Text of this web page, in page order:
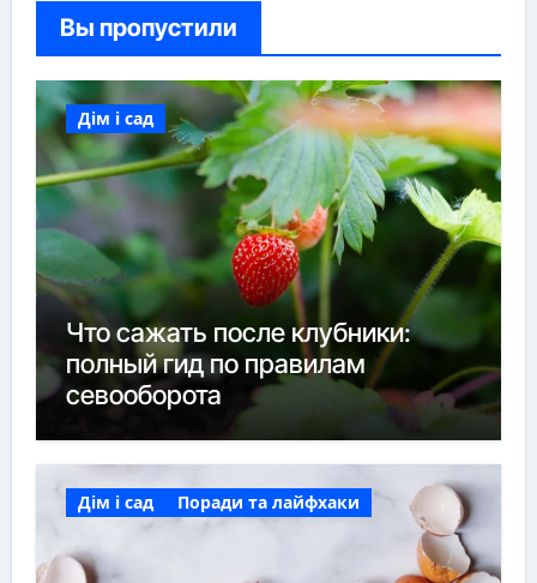
Вы пропустили
Дім і сад
Что сажать после клубники:
полный гид по правилам
севооборота
Дім і сад Поради та лайфхаки